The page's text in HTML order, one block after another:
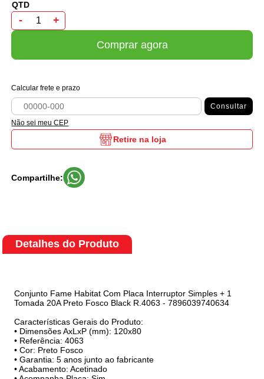
- +
Comprar agora
Calcular frete e prazo
Consultar
Não sei meu CEP
Retire na loja
Compartilhe:
Detalhes do Produto
Conjunto Fame Habitat Com Placa Interruptor Simples + 1
Tomada 20A Preto Fosco Black R.4063 - 7896039740634
Características Gerais do Produto:
• Dimensões AxLxP (mm): 120x80
• Referência: 4063
• Cor: Preto Fosco
• Garantia: 5 anos junto ao fabricante
• Acabamento: Acetinado